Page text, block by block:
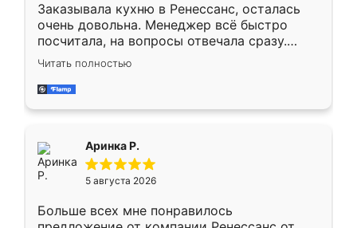
Заказывала кухню в Ренессанс, осталась
очень довольна. Менеджер всё быстро
посчитала, на вопросы отвечала сразу.
Замерщик приехал в субботу, подошёл к
делу со всей ответственностью. Собрали
за день, ребята работали аккуратно, даже
Читать полностью
Аринка Р.
5 августа 2026
Больше всех мне понравилось